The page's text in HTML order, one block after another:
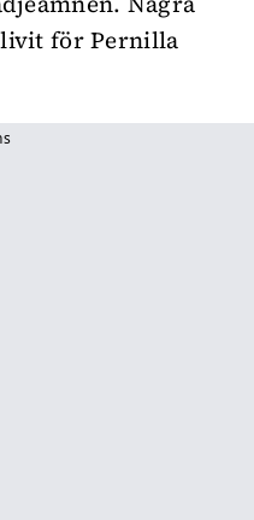
för Pernilla